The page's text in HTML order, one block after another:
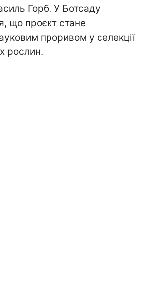
Горб. У Ботсаду
що проєкт стане
проривом у селекції
рослин.